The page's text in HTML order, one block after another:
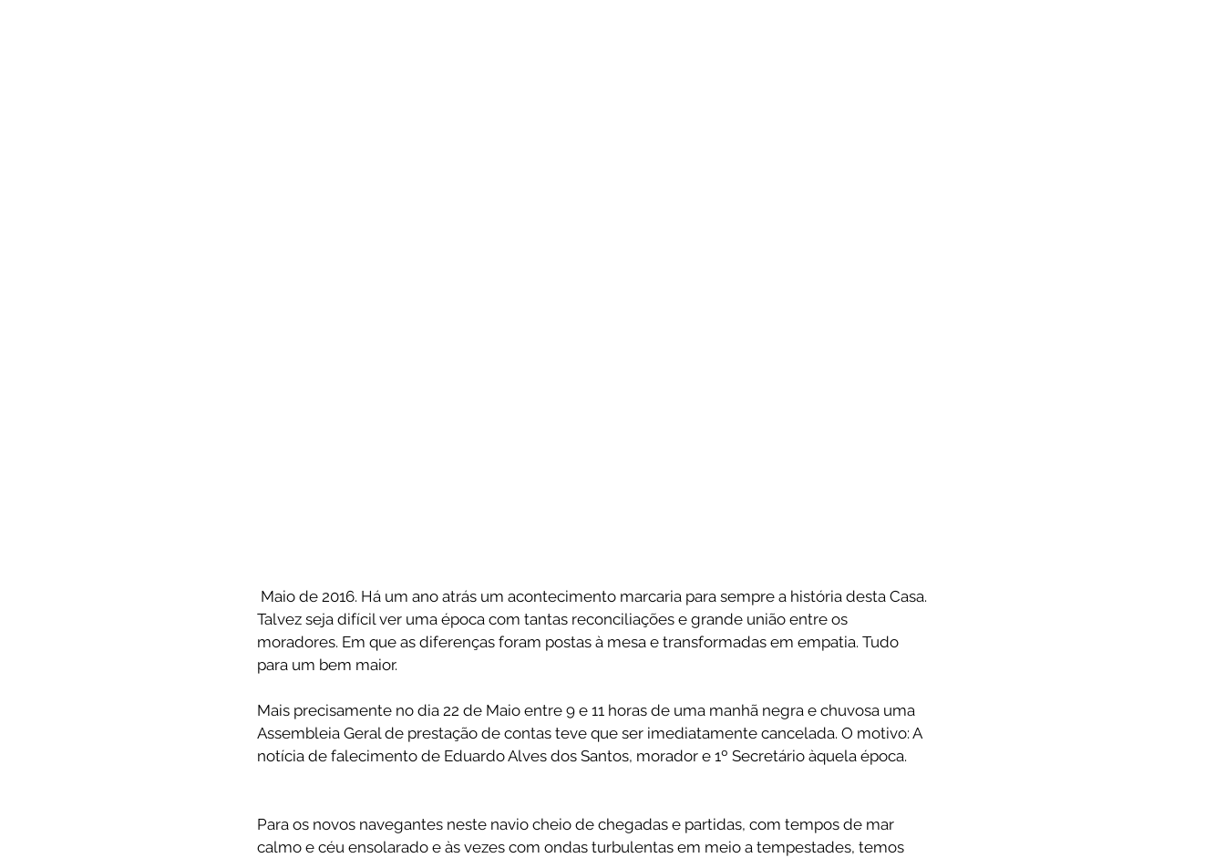
Talvez seja difícil ver uma época com tantas reconciliações e grande união entre os
moradores. Em que as diferenças foram postas à mesa e transformadas em empatia. Tudo
para um bem maior.
Mais precisamente no dia 22 de Maio entre 9 e 11 horas de uma manhã negra e chuvosa uma
Assembleia Geral de prestação de contas teve que ser imediatamente cancelada. O motivo: A
notícia de falecimento de Eduardo Alves dos Santos, morador e 1º Secretário àquela época.
Para os novos navegantes neste navio cheio de chegadas e partidas, com tempos de mar
calmo e céu ensolarado e às vezes com ondas turbulentas em meio a tempestades, temos